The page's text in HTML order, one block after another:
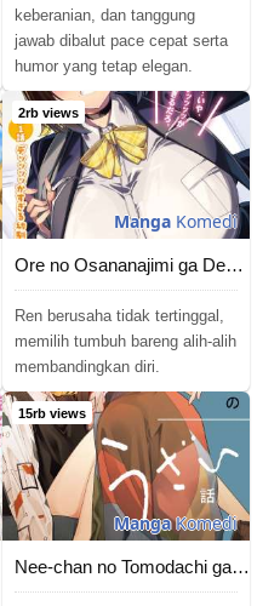
keberanian, dan tanggung
jawab dibalut pace cepat serta
humor yang tetap elegan.
2rb views
Manga Komedi
Ore no Osananajimi ga Dekkkkaku Narisugita
Ren berusaha tidak tertinggal,
memilih tumbuh bareng alih-alih
membandingkan diri.
15rb views
MangaKomedi
Nee-chan no Tomodachi ga Uzai Hanashi